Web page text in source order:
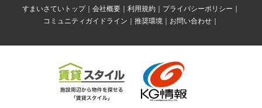
すまいさていトップ 会社概要 利用規約
プライバシーポリシー
コミュニティガイドライン
推奨環境 お問い合わせ